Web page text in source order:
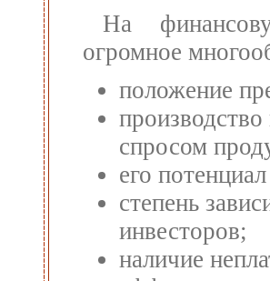
На
огромное
положение
спросом
его
степень
инвесторов;
наличие